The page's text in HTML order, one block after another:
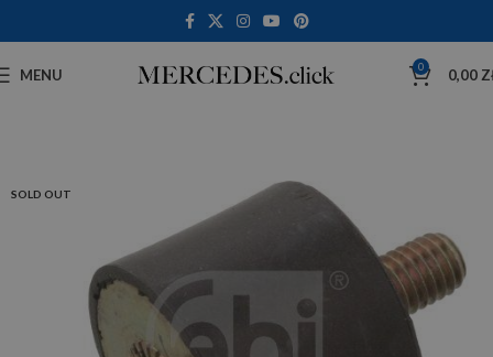
MENU 0 0,00
SOLD OUT